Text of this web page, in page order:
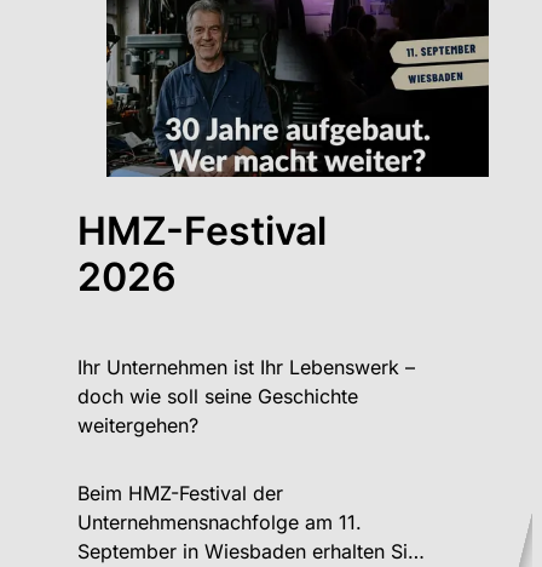
HMZ-Festival
2026
Ihr Unternehmen ist Ihr Lebenswerk –
doch wie soll seine Geschichte
weitergehen?
Beim HMZ-Festival der
Unternehmensnachfolge am 11.
September in Wiesbaden erhalten Sie